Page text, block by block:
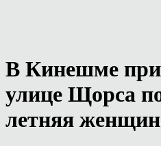
В Кинешме
улице Щорса
летняя